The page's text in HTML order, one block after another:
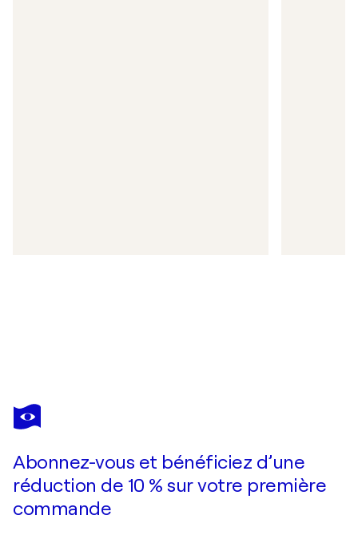
Abonnez-vous et bénéficiez d’une
réduction de 10 % sur votre première
commande